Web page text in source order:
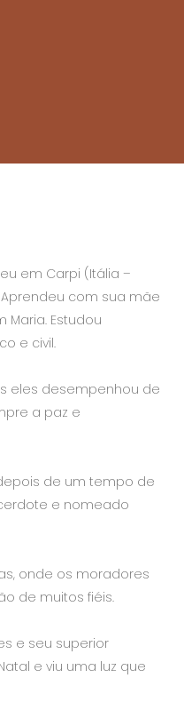
em Carpi (Itália –
com sua mãe
Estudou
e civil.
eles desempenhou de
a paz e
de um tempo de
e nomeado
onde os moradores
de muitos fiéis.
e seu superior
e viu uma luz que